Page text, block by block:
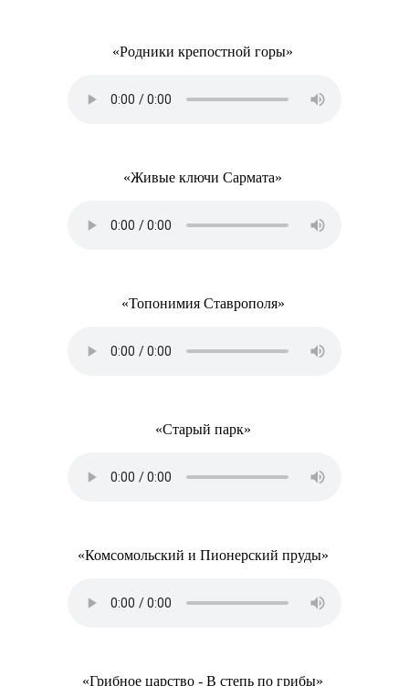
«Родники крепостной горы»
«Живые ключи Сармата»
«Топонимия Ставрополя»
«Старый парк»
«Комсомольский и Пионерский пруды»
«Грибное царство - В степь по грибы»